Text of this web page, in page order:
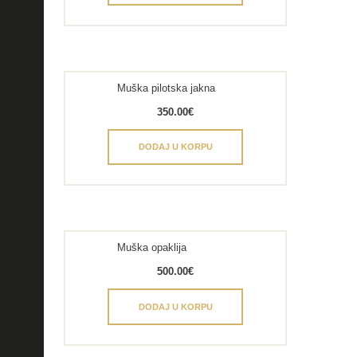
Muška pilotska jakna
350.00€
DODAJ U KORPU
Muška opaklija
500.00€
DODAJ U KORPU